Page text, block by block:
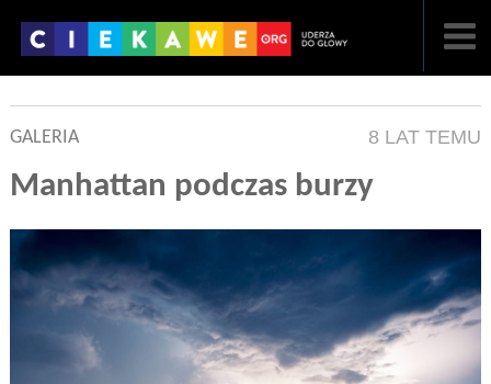
GALERIA 8 LAT TEMU
Manhattan podczas burzy
NAJNOWSZE
FILMY
G GALERIA